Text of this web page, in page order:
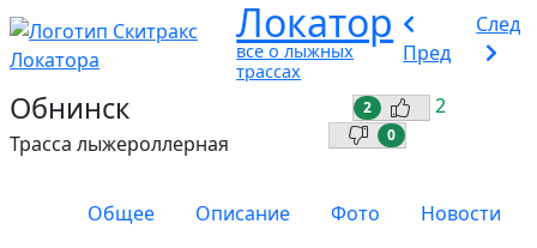
Локатор
все о лыжных
трассах
Пред
След
Обнинск
Трасса лыжероллерная
2 2
0
Общее Описание Фото
Новости